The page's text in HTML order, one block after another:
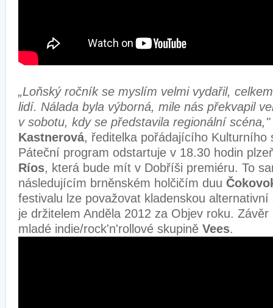
„Loňský ročník se myslím velmi vydařil,
lidí. Nálada byla výborná, mile nás překvapil
v sobotu, kdy se představila regionální scéna,"
Kastnerová, ředitelka pořádajícího
Páteční program odstartuje v 18.30 hodin
Ríos, která bude mít v Dobříši premiéru. To
následujícím brněnském holčičím duu
festivalu lze považovat kladenskou
je držitelem Anděla 2012 za Objev roku.
mladé indie/rock'n'rollové skupině Vees.